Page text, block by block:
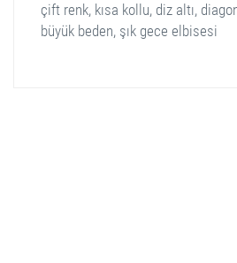
çift ​​renk, kısa kollu, diz altı,
büyük beden, şık gece elbisesi